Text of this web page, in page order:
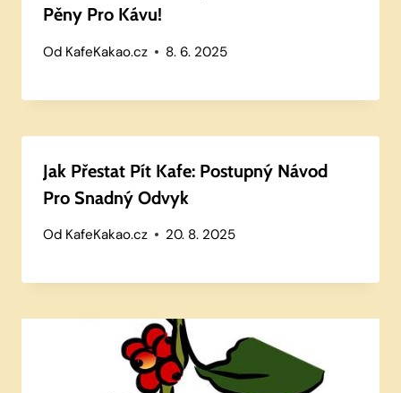
Pěny Pro Kávu!
Od KafeKakao.cz 8. 6. 2025
Jak Přestat Pít Kafe: Postupný Návod
Pro Snadný Odvyk
Od KafeKakao.cz 20. 8. 2025